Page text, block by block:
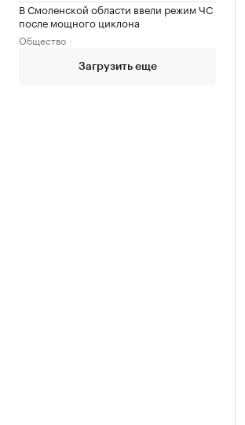
В Смоленской области ввели режим ЧС
после мощного циклона
Общество
Загрузить еще